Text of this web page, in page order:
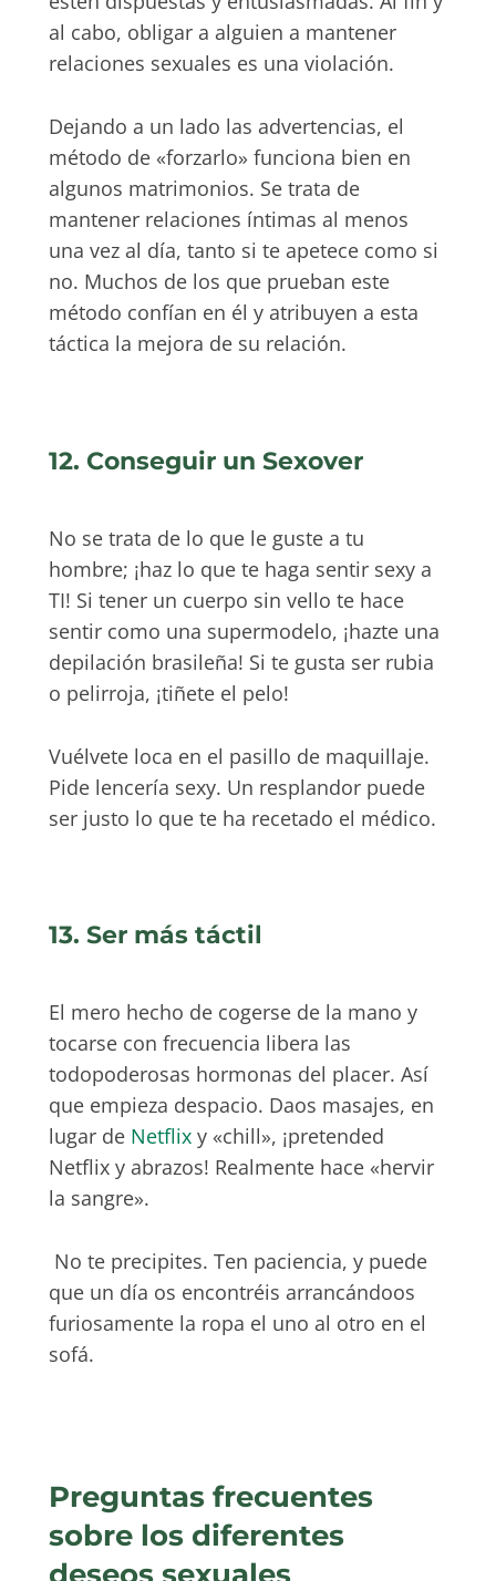
al cabo, obligar a alguien a mantener
relaciones sexuales es una violación.
Dejando a un lado las advertencias, el
método de «forzarlo» funciona bien en
algunos matrimonios. Se trata de
mantener relaciones íntimas al menos
una vez al día, tanto si te apetece como si
no. Muchos de los que prueban este
método confían en él y atribuyen a esta
táctica la mejora de su relación.
12. Conseguir un Sexover
No se trata de lo que le guste a tu
hombre; ¡haz lo que te haga sentir sexy a
TI! Si tener un cuerpo sin vello te hace
sentir como una supermodelo, ¡hazte una
depilación brasileña! Si te gusta ser rubia
o pelirroja, ¡tiñete el pelo!
Vuélvete loca en el pasillo de maquillaje.
Pide lencería sexy. Un resplandor puede
ser justo lo que te ha recetado el médico.
13. Ser más táctil
El mero hecho de cogerse de la mano y
tocarse con frecuencia libera las
todopoderosas hormonas del placer. Así
que empieza despacio. Daos masajes, en
lugar de Netflixy «chill», ¡pretended
Netflix y abrazos! Realmente hace «hervir
la sangre».
No te precipites. Ten paciencia, y puede
que un día os encontréis arrancándoos
furiosamente la ropa el uno al otro en el
sofá.
Preguntas frecuentes
sobre los diferentes
deseos sexuales